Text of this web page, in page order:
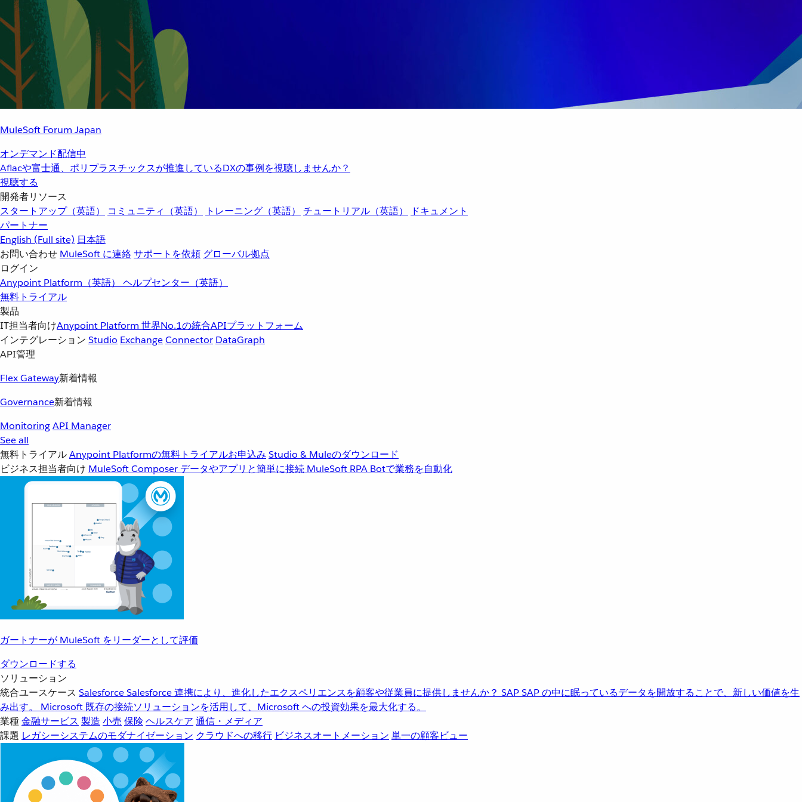
MuleSoft Forum Japan
オンデマンド配信中
Aflacや富士通、ポリプラスチックスが推進しているDXの事例を視聴しませんか？
視聴する
開発者リソース
スタートアップ（英語）
コミュニティ（英語） トレーニング（英語） チュートリアル（英語）
ドキュメント
パートナー
English (Full site) 日本語
お問い合わせ MuleSoft に連絡サポートを依頼 グローバル拠点
ログイン
Anypoint Platform（英語） ヘルプセンター（英語）
無料トライアル
製品
IT担当者向けAnypoint Platform 世界No.1の統合APIプラットフォーム
インテグレーション Studio ExchangeConnector DataGraph
API管理
Flex Gateway新着情報
Governance新着情報
MonitoringAPI Manager
See all
無料トライアルAnypoint Platformの無料トライアルお申込み Studio & Muleのダウンロード
ビジネス担当者向け MuleSoft Composer データやアプリと簡単に接続 MuleSoft RPA Botで業務を自動化
ガートナーが MuleSoft をリーダーとして評価
ダウンロードする
ソリューション
統合ユースケース SalesforceSalesforce 連携により、進化したエクスペリエンスを顧客や従業員に提供しませんか？ SAPSAP の中に眠っているデータを開放することで、新しい価値を生
み出す。
Microsoft 既存の接続ソリューションを活用して、Microsoft への投資効果を最大化する。
業種金融サービス 製造 小売 保険 ヘルスケア 通信・メディア
課題 レガシーシステムのモダナイゼーション クラウドへの移行 ビジネスオートメーション 単一の顧客ビュー